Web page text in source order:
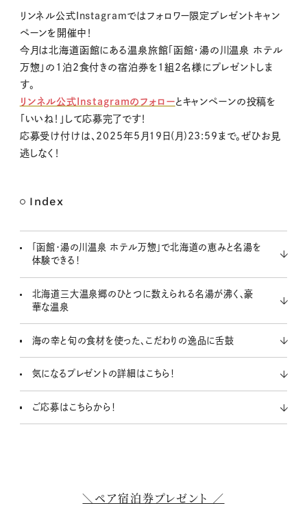
M
e
リンネル公式Instagramではフォロワー限定プレゼントキャン
ペーンを開催中！
今月は北海道函館にある温泉旅館「函館・湯の川温泉 ホテル
万惣」の1泊2食付きの宿泊券を1組2名様にプレゼントしま
す。
リンネル公式Instagramのフォローとキャンペーンの投稿を
「いいね！」して応募完了です！
応募受け付けは、2025年5月19日(月)23:59まで。ぜひお見
逃しなく！
Index
「函館・湯の川温泉 ホテル万惣」で北海道の恵みと名湯を
体験できる！
北海道三大温泉郷のひとつに数えられる名湯が沸く、豪
華な温泉
海の幸と旬の食材を使った、こだわりの逸品に舌鼓
気になるプレゼントの詳細はこちら！
ご応募はこちらから！
＼ペア宿泊券プレゼント ／